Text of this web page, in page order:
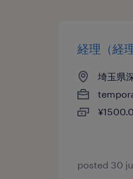
経理（経
埼玉県
posted 30